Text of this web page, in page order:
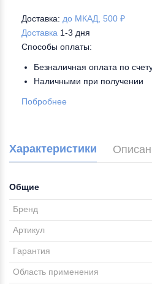
Доставка: до МКАД, 500 ₽
Доставка 1-3 дня
Способы оплаты:
Безналичная оплата по
Наличными при получении
Побробнее
Характеристики
Общие
Бренд
Артикул
Гарантия
Область применения